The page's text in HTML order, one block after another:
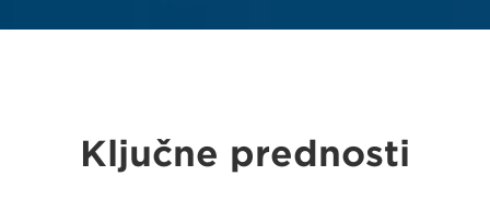
Ključne prednosti